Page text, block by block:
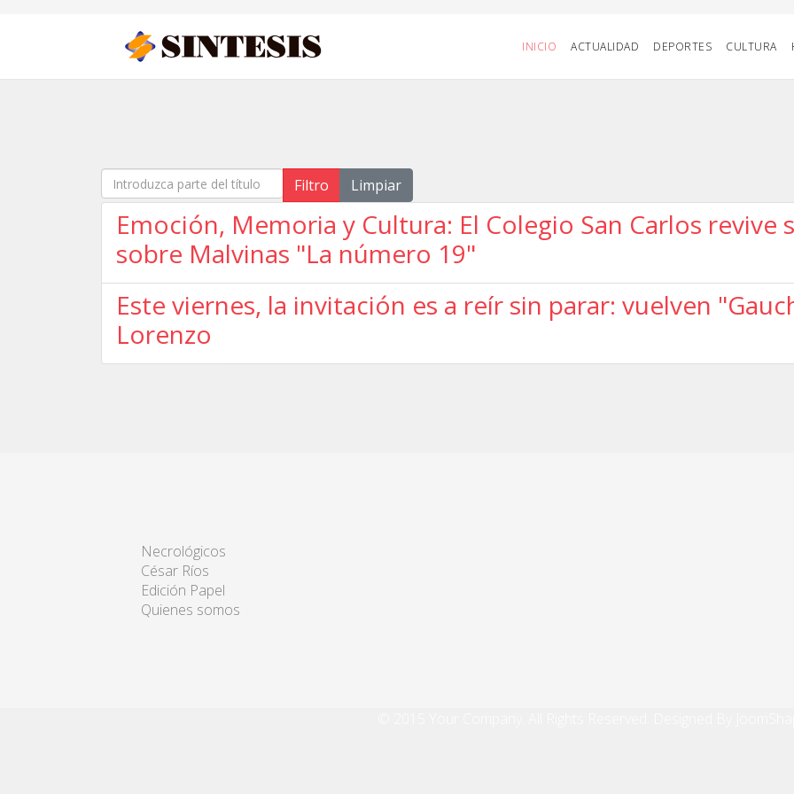
INICIO ACTUALIDAD DEPORTES CULTURA
Introduzca parte del título Filtro Limpiar
Emoción, Memoria y Cultura: El Colegio San Carlos revive
sobre Malvinas "La número 19"
Este viernes, la invitación es a reír sin parar: vuelven
Lorenzo
Necrológicos
César Ríos
Edición Papel
Quienes somos